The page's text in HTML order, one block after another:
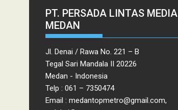
PT. PERSADA LINTAS MEDIA
MEDAN
Jl. Denai / Rawa No. 221 – B
Tegal Sari Mandala II 20226
Medan - Indonesia
Telp : 061 – 7350474
Email : medantopmetro@gmail.com,